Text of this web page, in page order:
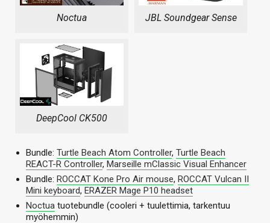
Noctua JBL Soundgear Sense
DeepCool CK500
Bundle: Turtle Beach Atom Controller, Turtle Beach
REACT-R Controller, Marseille mClassic Visual Enhancer
Bundle: ROCCAT Kone Pro Air mouse, ROCCAT Vulcan II
Mini keyboard, ERAZER Mage P10 headset
Noctua tuotebundle (cooleri + tuulettimia, tarkentuu
myöhemmin)